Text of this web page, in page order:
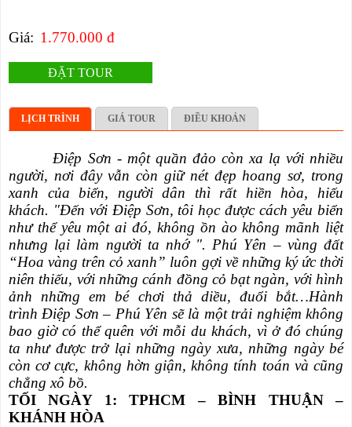
Giá: 1.770.000 đ
ĐẶT TOUR
LỊCH TRÌNH GIÁ TOUR ĐIỀU KHOẢN
Điệp Sơn - một quần đảo còn xa lạ với nhiều
người, nơi đây vẫn còn giữ nét đẹp hoang sơ, trong
xanh của biển, người dân thì rất hiền hòa, hiếu
khách. "Đến với Điệp Sơn, tôi học được cách yêu biển
như thể yêu một ai đó, không ồn ào không mãnh liệt
nhưng lại làm người ta nhớ ". Phú Yên – vùng đất
“Hoa vàng trên cỏ xanh” luôn gợi về những ký ức thời
niên thiếu, với những cánh đồng cỏ bạt ngàn, với hình
ảnh những em bé chơi thả diều, đuổi bắt…Hành
trìnhĐiệp Sơn – Phú Yên sẽ là một trải nghiệm không
bao giờ có thể quên với mỗi du khách, vì ở đó chúng
ta như được trở lại những ngày xưa, những ngày bé
còn cơ cực, không hờn giận, không tính toán và cũng
chẳng xô bồ.
TỐI NGÀY 1: TPHCM – BÌNH THUẬN –
KHÁNH HÒA